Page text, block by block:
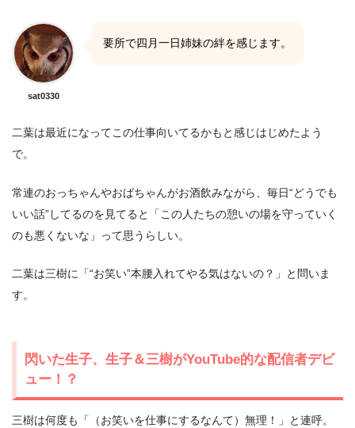
sat0330
要所で四月一日姉妹の絆を感じます。
二葉は最近になってこの仕事向いてるかもと感じはじめたよう
で。
常連のおっちゃんやおばちゃんがお酒飲みながら、毎日“どうでも
いい話”してるのを見てると「この人たちの憩いの場を守っていく
のも悪くないな」って思うらしい。
二葉は三樹に「“お笑い”本腰入れてやる気はないの？」と問いま
す。
閃いた生子、生子＆三樹がYouTube的な配信者デビ
ュー！？
三樹は何度も「（お笑いを仕事にするなんて）無理！」と連呼。